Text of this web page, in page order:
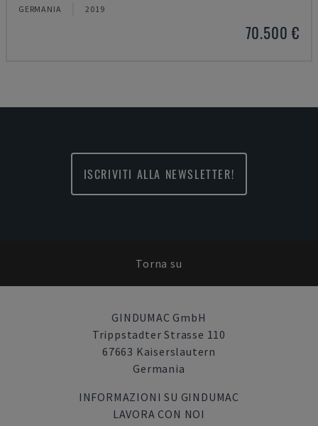
GERMANIA 2019
70.500 €
ISCRIVITI ALLA NEWSLETTER!
Torna su
GINDUMAC GmbH
Trippstadter Strasse 110
67663 Kaiserslautern
Germania
INFORMAZIONI SU GINDUMAC
LAVORA CON NOI